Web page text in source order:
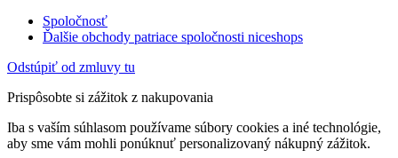
Spoločnosť
Ďalšie obchody patriace spoločnosti niceshops
Odstúpiť od zmluvy tu
Prispôsobte si zážitok z nakupovania
Iba s vaším súhlasom používame súbory cookies a iné technológie,
aby sme vám mohli ponúknuť personalizovaný nákupný zážitok.